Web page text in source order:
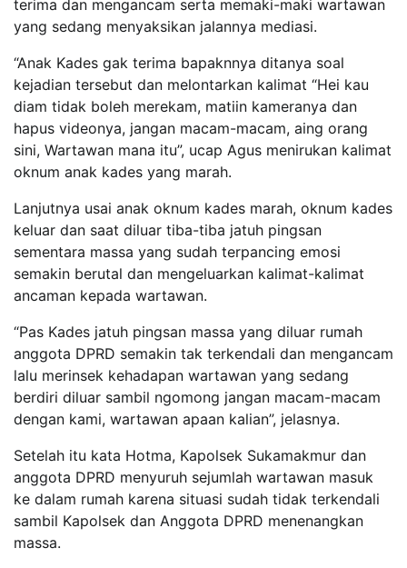
terima dan mengancam serta memaki-maki wartawan
yang sedang menyaksikan jalannya mediasi.
“Anak Kades gak terima bapaknnya ditanya soal
kejadian tersebut dan melontarkan kalimat “Hei kau
diam tidak boleh merekam, matiin kameranya dan
hapus videonya, jangan macam-macam, aing orang
sini, Wartawan mana itu”, ucap Agus menirukan kalimat
oknum anak kades yang marah.
Lanjutnya usai anak oknum kades marah, oknum kades
keluar dan saat diluar tiba-tiba jatuh pingsan
sementara massa yang sudah terpancing emosi
semakin berutal dan mengeluarkan kalimat-kalimat
ancaman kepada wartawan.
“Pas Kades jatuh pingsan massa yang diluar rumah
anggota DPRD semakin tak terkendali dan mengancam
lalu merinsek kehadapan wartawan yang sedang
berdiri diluar sambil ngomong jangan macam-macam
dengan kami, wartawan apaan kalian”, jelasnya.
Setelah itu kata Hotma, Kapolsek Sukamakmur dan
anggota DPRD menyuruh sejumlah wartawan masuk
ke dalam rumah karena situasi sudah tidak terkendali
sambil Kapolsek dan Anggota DPRD menenangkan
massa.